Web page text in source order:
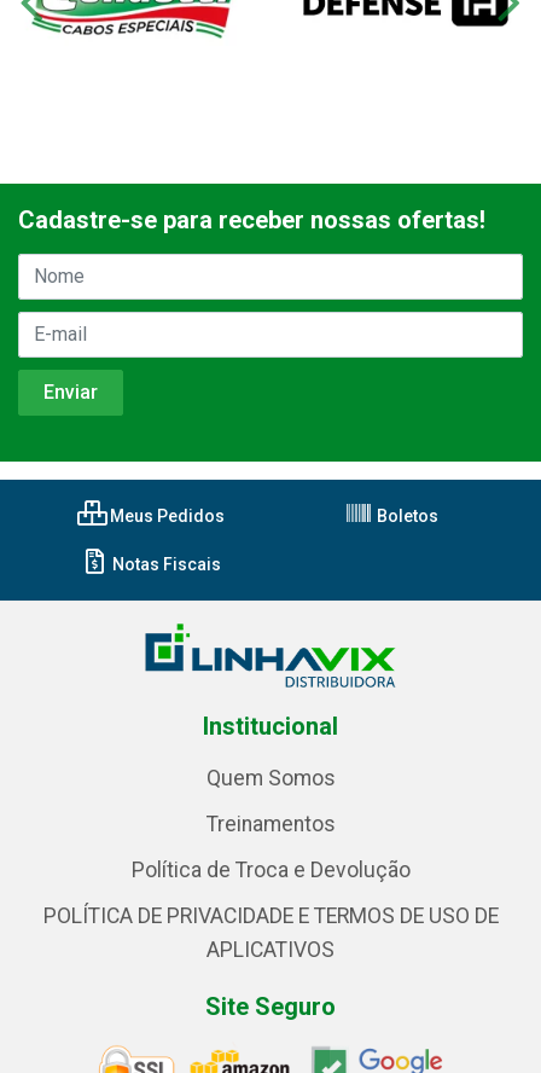
Cadastre-se para receber nossas ofertas!
Meus Pedidos Boletos
Notas Fiscais
Institucional
Quem Somos
Treinamentos
Política de Troca e Devolução
POLÍTICA DE PRIVACIDADE E TERMOS DE USO DE
APLICATIVOS
Site Seguro